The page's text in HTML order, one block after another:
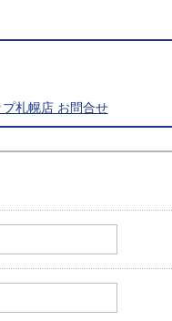
札幌店 お問合せ